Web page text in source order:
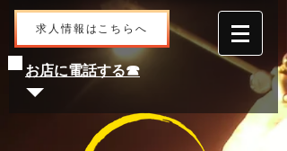
求人情報はこちらへ
お店に電話する☎